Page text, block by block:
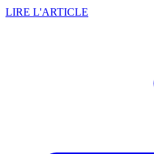
LIRE L'ARTICLE